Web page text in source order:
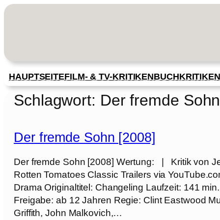
Zum
HAUPTSEITEFILM- & TV-KRITIKENBUCHKRITIKEN
Schlagwort: Der fremde Sohn
Der fremde Sohn [2008]
Der fremde Sohn [2008] Wertung: | Kritik von
Rotten Tomatoes Classic Trailers via
Drama Originaltitel: Changeling Laufzeit: 141
Freigabe: ab 12 Jahren Regie: Clint Eastwood
Griffith, John Malkovich,…